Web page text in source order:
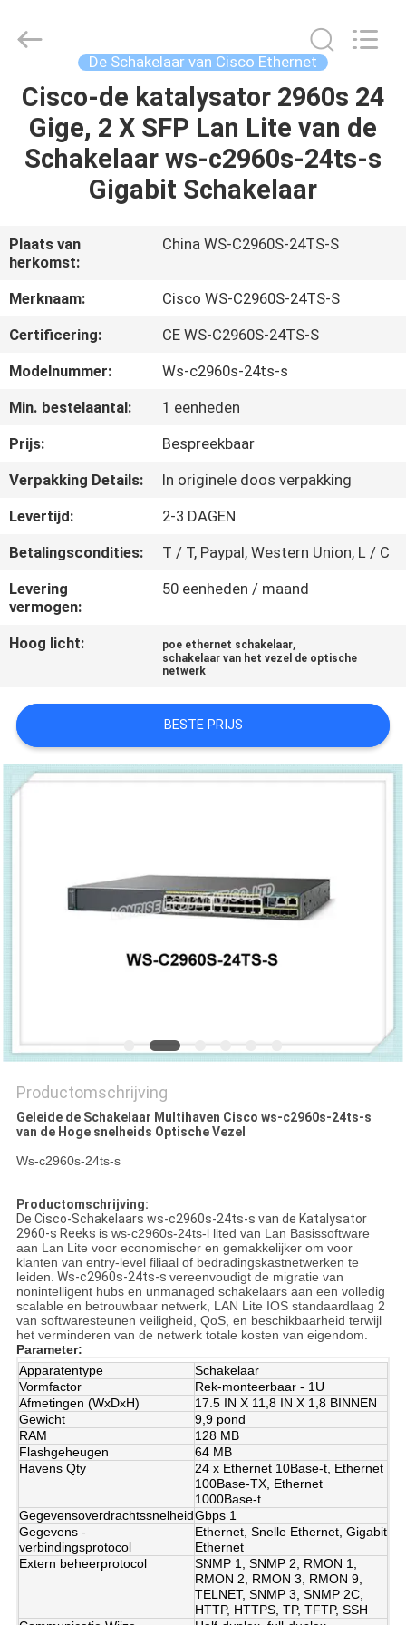
HUIS
PRODUCTEN
OVER
ONS
FABRIEKSTOCHT
KWALITEITSCONTROLE
NEEM
CONTACT
ONS
OP
NIEUWS
GEVALLEN
SITEMAP
Ltd..
De Schakelaar van Cisco Ethernet
Cisco-de katalysator 2960s 24
Gige, 2 X SFP Lan Lite van de
Schakelaar ws-c2960s-24ts-s
Gigabit Schakelaar
Plaats van
herkomst:
China WS-C2960S-24TS-S
Merknaam:
Cisco WS-C2960S-24TS-S
Certificering:
CE WS-C2960S-24TS-S
Modelnummer:
Ws-c2960s-24ts-s
Min. bestelaantal:
1 eenheden
Prijs:
Bespreekbaar
Verpakking Details:
In originele doos verpakking
Levertijd:
2-3 DAGEN
Betalingscondities:
T / T, Paypal, Western Union, L / C
Levering
vermogen:
50 eenheden / maand
Hoog licht: poe ethernet schakelaar,
schakelaar van het vezel de optische
netwerk
BESTE PRIJS
Productomschrijving
Geleide de Schakelaar Multihaven Cisco ws-c2960s-24ts-s
van de Hoge snelheids Optische Vezel
Ws-c2960s-24ts-s
Productomschrijving:
De Cisco-Schakelaars ws-c2960s-24ts-s van de Katalysator
2960-s Reeks is ws-c2960s-24ts-l lited van Lan Basissoftware
aan Lan Lite voor economischer en gemakkelijker om voor
klanten van entry-level filiaal of bedradingskastnetwerken te
leiden. Ws-c2960s-24ts-s vereenvoudigt de migratie van
nonintelligent hubs en unmanaged schakelaars aan een volledig
scalable en betrouwbaar netwerk, LAN Lite IOS standaardlaag 2
van softwaresteunen veiligheid, QoS, en beschikbaarheid terwijl
het verminderen van de netwerk totale kosten van eigendom.
Parameter:
Apparatentype
Schakelaar
Vormfactor
Rek-monteerbaar - 1U
Afmetingen (WxDxH)
17.5 IN X 11,8 IN X 1,8 BINNEN
Gewicht
9,9 pond
RAM
128 MB
Flashgeheugen
64 MB
Havens Qty
24 x Ethernet 10Base-t, Ethernet
100Base-TX, Ethernet
1000Base-t
GegevensoverdrachtssnelheidGbps 1
Gegevens -
verbindingsprotocol
Ethernet, Snelle Ethernet, Gigabit
Ethernet
Extern beheerprotocol
SNMP 1, SNMP 2, RMON 1,
RMON 2, RMON 3, RMON 9,
TELNET, SNMP 3, SNMP 2C,
HTTP, HTTPS, TP, TFTP, SSH